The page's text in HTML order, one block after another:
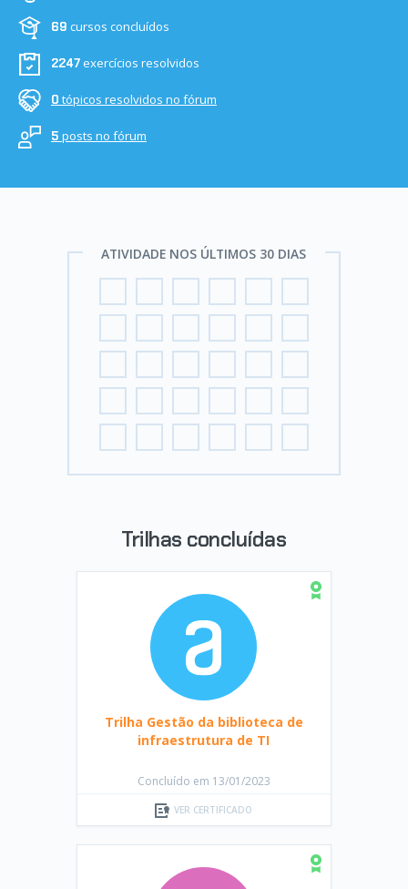
69 cursos concluídos
2247exercícios resolvidos
0 tópicos resolvidos no fórum
5 posts no fórum
ATIVIDADE NOS ÚLTIMOS 30 DIAS
Trilhas concluídas
Trilha Gestão da biblioteca de
infraestrutura de TI
Concluído em 13/01/2023
VER CERTIFICADO